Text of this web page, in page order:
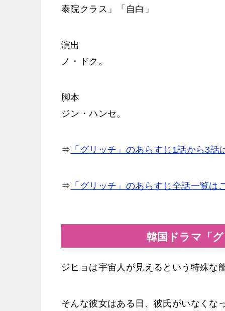
泰院クラス」「自白」
演出
ノ・ドク。
脚本
ジン・ハンセ。
⇒ 「グリッチ」のあらすじ1話から3話
⇒ 「グリッチ」のあらすじ全話一覧は
韓国ドラマ「
ジヒョは宇宙人が見えるという特殊な
そんな彼女はある日、彼氏がいなくな